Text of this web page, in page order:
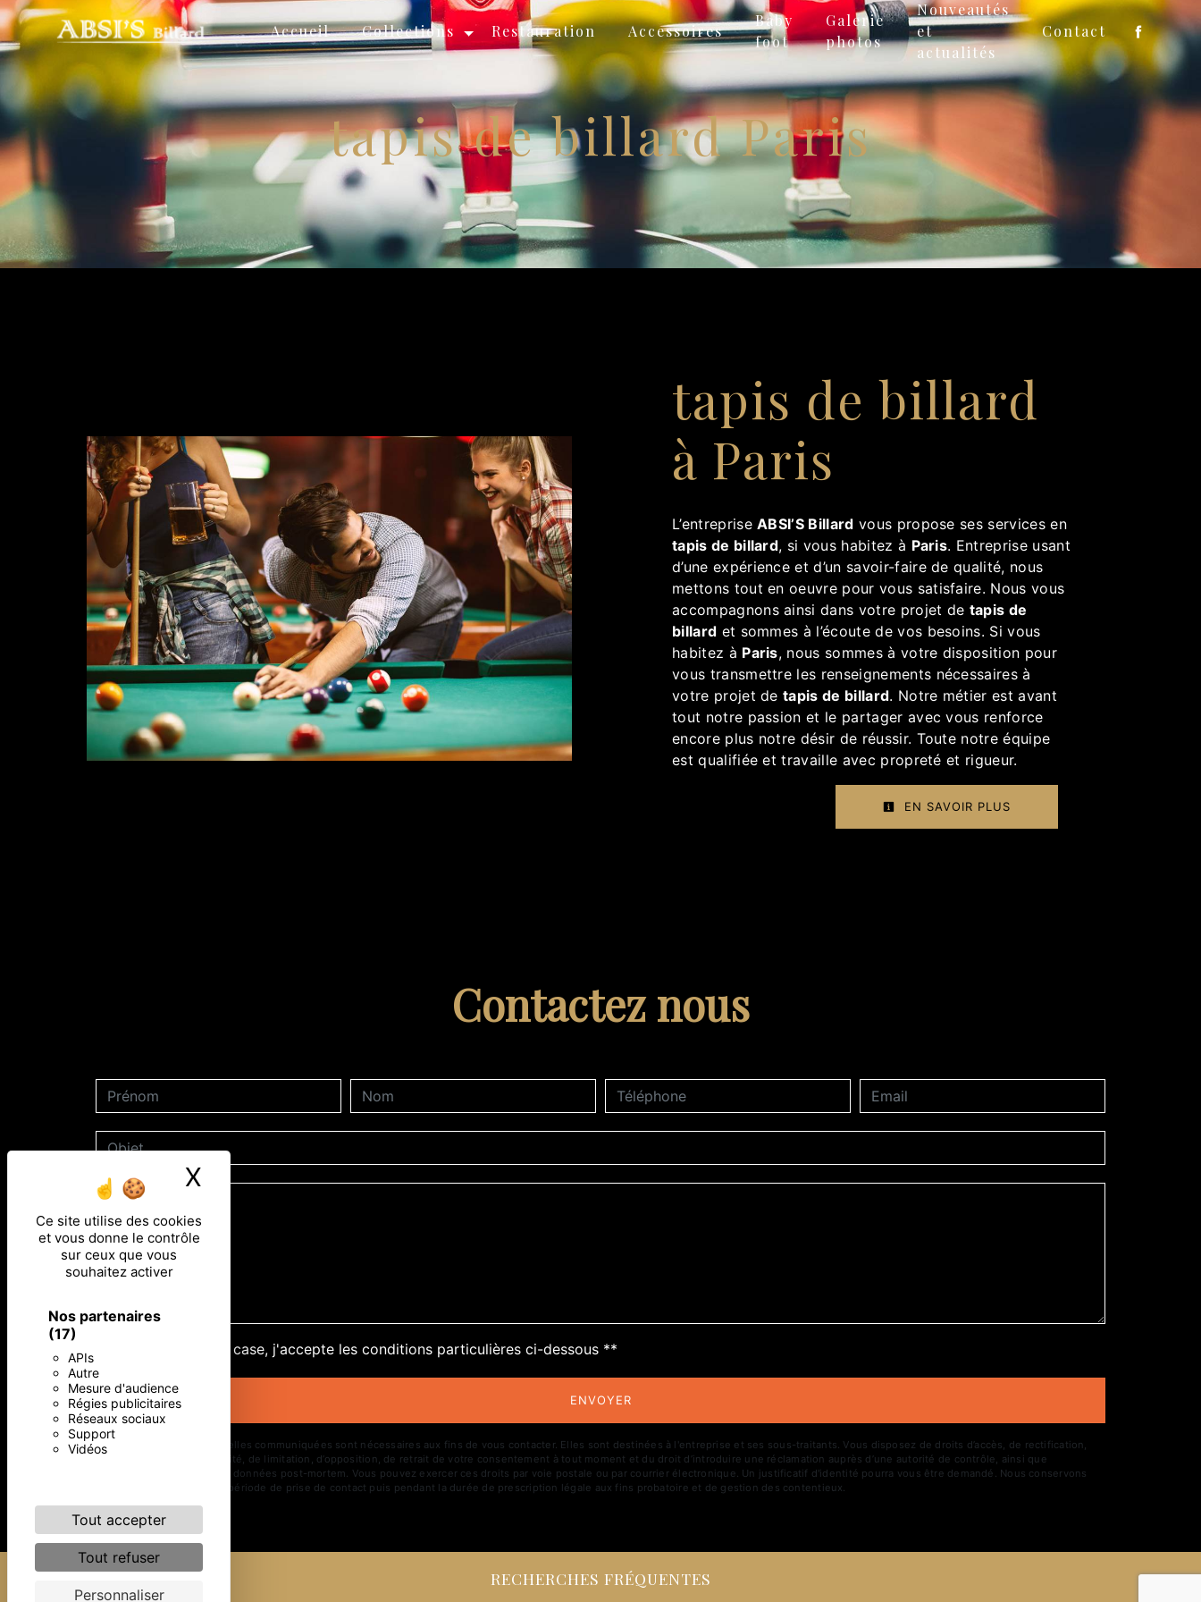
Panneau de gestion des cookies
Ce site utilise des cookies
et vous donne le contrôle
sur ceux que vous
souhaitez activer
Nos partenaires
(17)
APIs
Autre
Mesure d'audience
Régies publicitaires
Réseaux sociaux
Support
Vidéos
Tout accepter
Tout refuser
Personnaliser
X Masquer le bandeau des cookies
Accueil Collections Restauration Accessoires
Baby
foot
Galerie
photos
Nouveautés
et
actualités
Contact
tapis de billard Paris
tapis de billard
à Paris
L’entrepriseABSI’S Billard vous propose ses services en
tapis de billard, si vous habitez à Paris. Entreprise usant
d’une expérience et d’un savoir-faire de qualité, nous
mettons tout en oeuvre pour vous satisfaire. Nous vous
accompagnons ainsi dans votre projet de tapis de
billard et sommes à l’écoute de vos besoins. Si vous
habitez à Paris, nous sommes à votre disposition pour
vous transmettre les renseignements nécessaires à
votre projet detapis de billard. Notre métier est avant
tout notre passion et le partager avec vous renforce
encore plus notre désir de réussir. Toute notre équipe
est qualifiée et travaille avec propreté et rigueur.
EN SAVOIR PLUS
Contactez nous
En cochant cette case, j'accepte les conditions particulières ci-dessous **
ENVOYER
** Les données personnelles communiquées sont nécessaires aux fins de vous contacter. Elles sont destinées à l'entreprise et ses sous-traitants. Vous disposez de droits d’accès, de rectification,
d’effacement, de portabilité, de limitation, d’opposition, de retrait de votre consentement à tout moment et du droit d’introduire une réclamation auprès d’une autorité de contrôle, ainsi que
d’organiser le sort de vos données post-mortem. Vous pouvez exercer ces droits par voie postale ou par courrier électronique. Un justificatif d'identité pourra vous être demandé. Nous conservons
vos données pendant la période de prise de contact puis pendant la durée de prescription légale aux fins probatoire et de gestion des contentieux.
RECHERCHES FRÉQUENTES